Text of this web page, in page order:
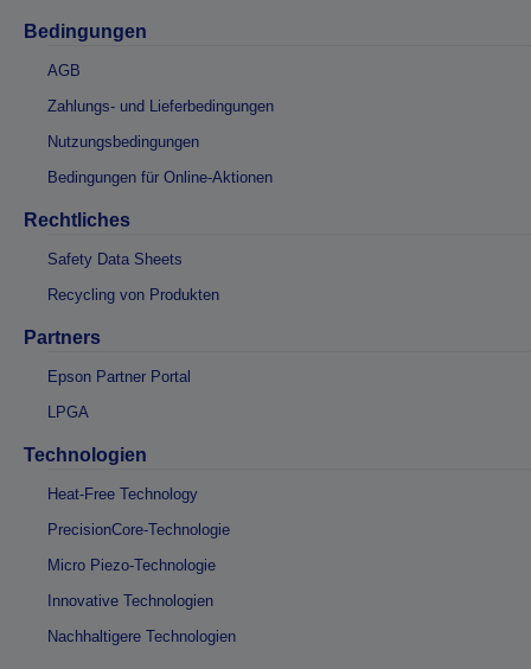
Bedingungen
AGB
Zahlungs- und Lieferbedingungen
Nutzungsbedingungen
Bedingungen für Online-Aktionen
Rechtliches
Safety Data Sheets
Recycling von Produkten
Partners
Epson Partner Portal
LPGA
Technologien
Heat-Free Technology
PrecisionCore-Technologie
Micro Piezo-Technologie
Innovative Technologien
Nachhaltigere Technologien